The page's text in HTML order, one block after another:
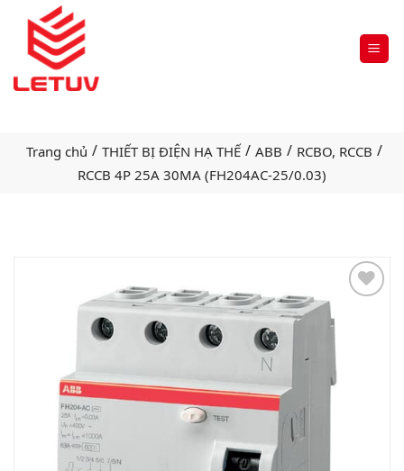
Trang chủ / THIẾT BỊ ĐIỆN HẠ THẾ / ABB / RCBO, RCCB /
RCCB 4P 25A 30MA (FH204AC-25/0.03)